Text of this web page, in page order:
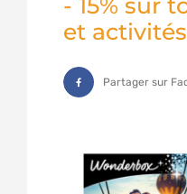
- 15% sur
et
Partager sur